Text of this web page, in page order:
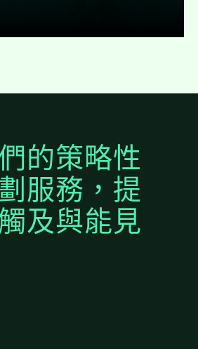
的策略性
服務，提
及與能見